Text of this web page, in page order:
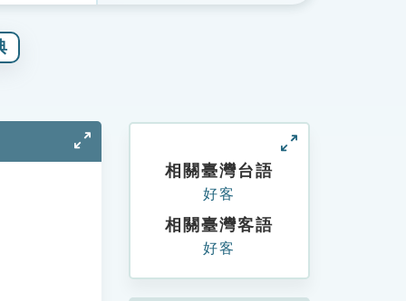
相關臺灣台語
好客
相關臺灣客語
好客